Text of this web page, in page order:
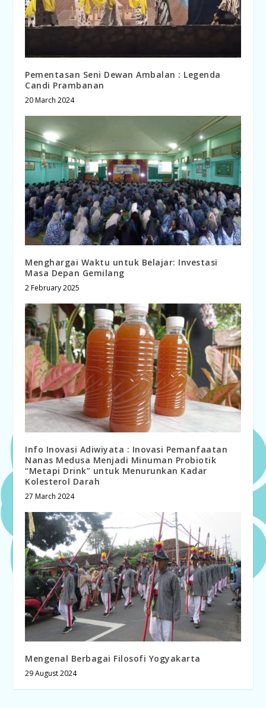
Pementasan Seni Dewan Ambalan : Legenda
Candi Prambanan
20 March 2024
Menghargai Waktu untuk Belajar: Investasi
Masa Depan Gemilang
2 February 2025
Info Inovasi Adiwiyata : Inovasi Pemanfaatan
Nanas Medusa Menjadi Minuman Probiotik
“Metapi Drink” untuk Menurunkan Kadar
Kolesterol Darah
27 March 2024
Mengenal Berbagai Filosofi Yogyakarta
29 August 2024